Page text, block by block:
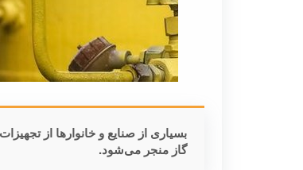
بسیاری از صنایع و خانوارها از
گاز منجر می‌شود.